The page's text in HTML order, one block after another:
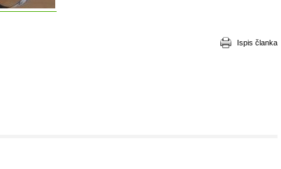
Ispis članka